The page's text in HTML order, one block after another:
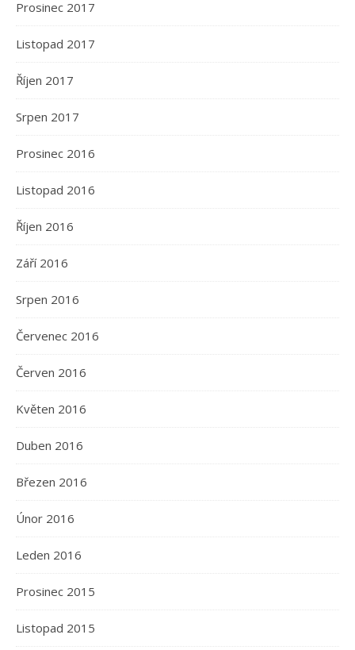
Prosinec 2017
Listopad 2017
Říjen 2017
Srpen 2017
Prosinec 2016
Listopad 2016
Říjen 2016
Září 2016
Srpen 2016
Červenec 2016
Červen 2016
Květen 2016
Duben 2016
Březen 2016
Únor 2016
Leden 2016
Prosinec 2015
Listopad 2015